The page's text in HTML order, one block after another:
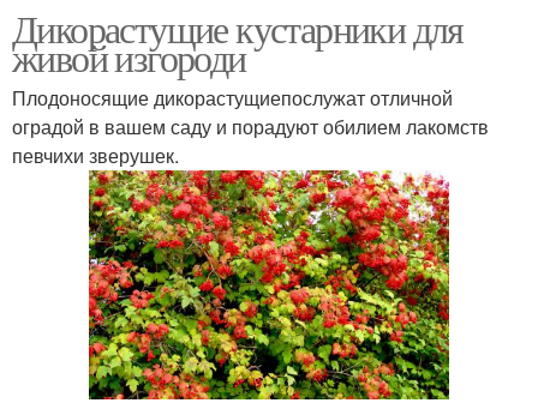
Дикорастущие кустарники для
живой изгороди
Плодоносящие дикорастущиепослужат отличной
оградой в вашем саду и порадуют обилием лакомств
певчихи зверушек.